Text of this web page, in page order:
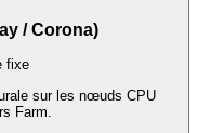
/ Corona)
fixe
sur les nœuds CPU
Farm.